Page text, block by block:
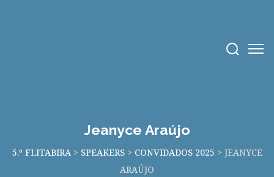
Jeanyce Araújo
5.º FLITABIRA> SPEAKERS> CONVIDADOS 2025 > JEANYCE
ARAÚJO